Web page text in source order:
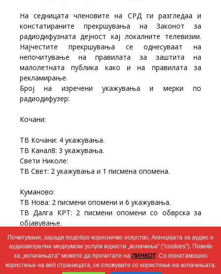
На седницата членовите на СРД ги разгледаа и
констатираните прекршувања на Законот за
радиодифузната дејност кај локалните телевизии.
Најчестите прекршувања се однесуваат на
непочитување на правилата за заштита на
малолетната публика како и на правилата за
рекламирање.
Број на изречени укажувања и мерки по
радиодифузер:
Кочани:
ТВ Кочани: 4 укажувања.
ТВ Канал8: 3 укажувања.
Свети Николе:
ТВ Свет: 2 укажувања и 1 писмена опомена.
Куманово:
ТВ Нова: 2 писмени опомени и 6 укажувања.
ТВ Далга КРТ: 2 писмени опомени со обврска за
објавување.
Тв Феста: 3 укажувања и 1 писмена опомена со
обврска за објавување.
ТВ Хана: 5 укажувања.
Почитувани, заради подобро корисничко искуство, Агенцијата за аудио и
аудиовизуелни медиумски услуги користи „колачиња“ ("cookies"). Повеќе
за „колачињата“ можете да прочитате на ЛИНКОТ. Со понатамошно
користење на веб страницата, се сложувате со користење на колачињата.